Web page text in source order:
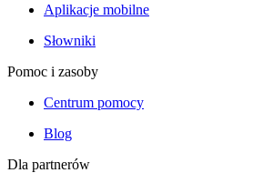
Aplikacje mobilne
Słowniki
Pomoc i zasoby
Centrum pomocy
Blog
Dla partnerów